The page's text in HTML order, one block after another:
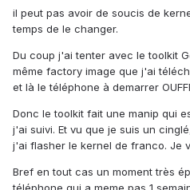
il peut pas avoir de soucis de
temps de le changer.
Du coup j'ai tenter avec le toolkit
même factory image que j'ai
et là le téléphone à demarrer
Donc le toolkit fait une manip qui
j'ai suivi. Et vu que je suis un
j'ai flasher le kernel de franco. Je
Bref en tout cas un moment très